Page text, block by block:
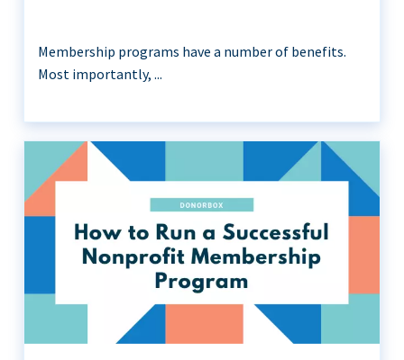
Membership programs have a number of benefits.
Most importantly, ...